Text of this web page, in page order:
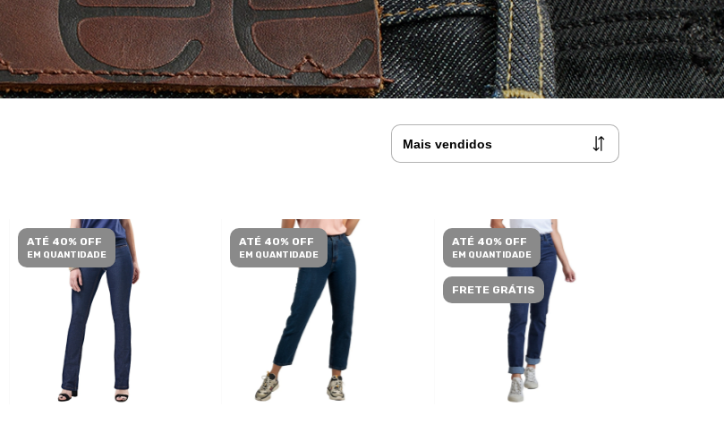
ATÉ 40% OFF
EM QUANTIDADE
ATÉ 40% OFF
EM QUANTIDADE
ATÉ 40% OFF
EM QUANTIDADE
FRETE GRÁTIS